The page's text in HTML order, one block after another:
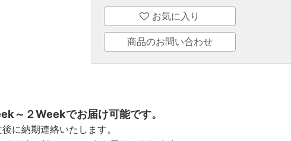
お気に入り
商品のお問い合わせ
～２Weekでお届け可能です。
に納期連絡いたします。